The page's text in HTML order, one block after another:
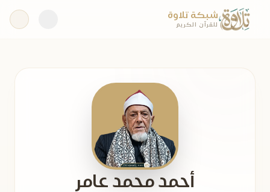
شبكة تلاوة
للقرآن الكريم
أحمد محمد عامر